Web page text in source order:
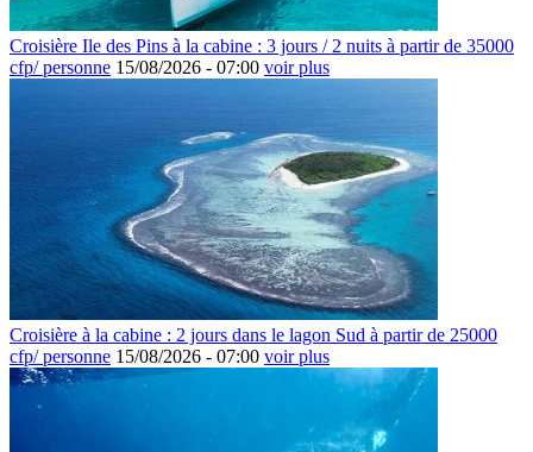
Croisière Ile des Pins à la cabine : 3 jours / 2 nuits à partir de 35000
cfp/ personne 15/08/2026 - 07:00 voir plus
Croisière à la cabine : 2 jours dans le lagon Sud à partir de 25000
cfp/ personne 15/08/2026 - 07:00 voir plus